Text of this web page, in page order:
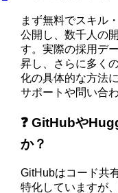
まず無料でスキル
公開し、数千人の
す。実際の採用デ
昇し、さらに多く
化の具体的な方法
サポートや問い合
❓ GitHubや
か？
GitHubはコード共
特化していますが